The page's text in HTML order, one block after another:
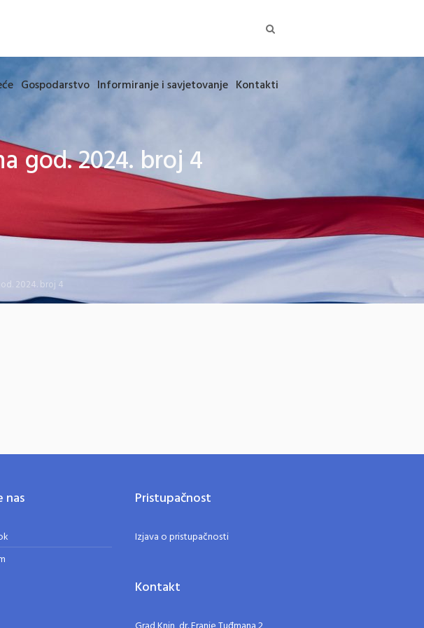
Gospodarstvo Informiranje i savjetovanje Kontakti
god. 2024. broj 4
2024. broj 4
nas Pristupačnost
Izjava o pristupačnosti
Kontakt